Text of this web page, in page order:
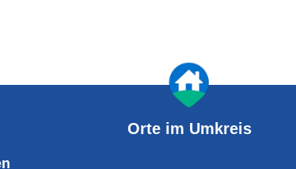
Orte im Umkreis